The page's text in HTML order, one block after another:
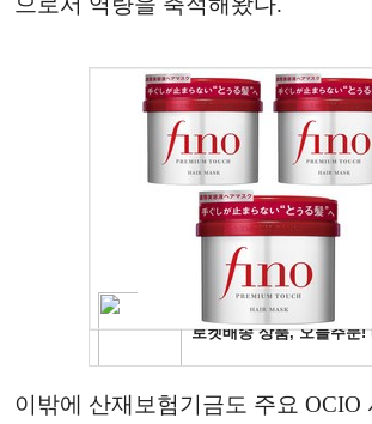
이밖에 산재보험기금도 주요 OCIO